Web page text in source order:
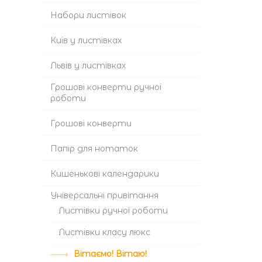
Набори листівок
Київ у листівках
Львів у листівках
Грошові конверти ручної
роботи
Грошові конверти
Папір для нотаток
Кишенькові календарики
Універсальні привітання
Листівки ручної роботи
Листівки класу люкс
Вітаємо! Вітаю!